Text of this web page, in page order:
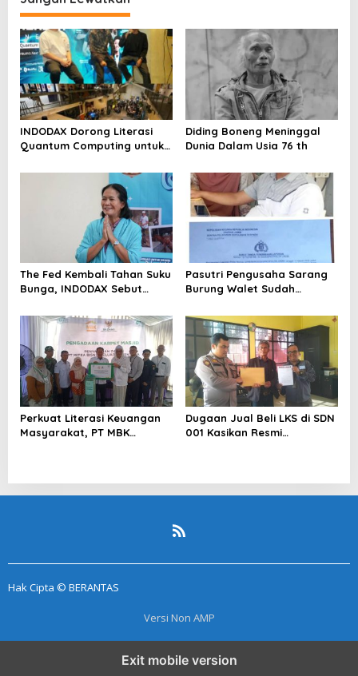
INDODAX Dorong Literasi
Quantum Computing untuk
Blockchain
Diding Boneng Meninggal
Dunia Dalam Usia 76 th
The Fed Kembali Tahan Suku
Bunga, INDODAX Sebut
Sentimen Pasar
Pasutri Pengusaha Sarang
Burung Walet Sudah
Pelapor Desak Polda Jambi
Segera Lakukan Penahanan
Perkuat Literasi Keuangan
Masyarakat, PT MBK
Dugaan Jual Beli LKS di SDN
001 Kasikan Resmi
Hak Cipta © BERANTAS
Versi Non AMP
Exit mobile version